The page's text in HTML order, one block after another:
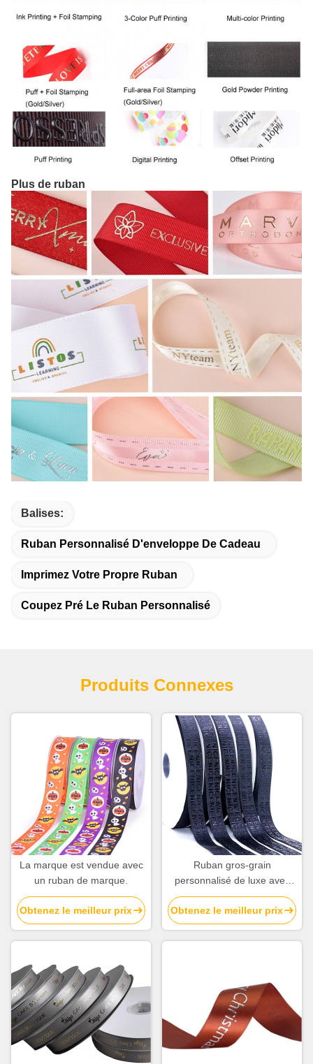
Plus de ruban
Balises:
Ruban Personnalisé D'enveloppe De Cadeau
Imprimez Votre Propre Ruban
Coupez Pré Le Ruban Personnalisé
Produits Connexes
La marque est vendue avec
un ruban de marque.
Obtenez le meilleur prix
Ruban gros-grain
personnalisé de luxe avec
logo en mousse imprimé,
ruban de marque avec logo
en relief 3D
Obtenez le meilleur prix